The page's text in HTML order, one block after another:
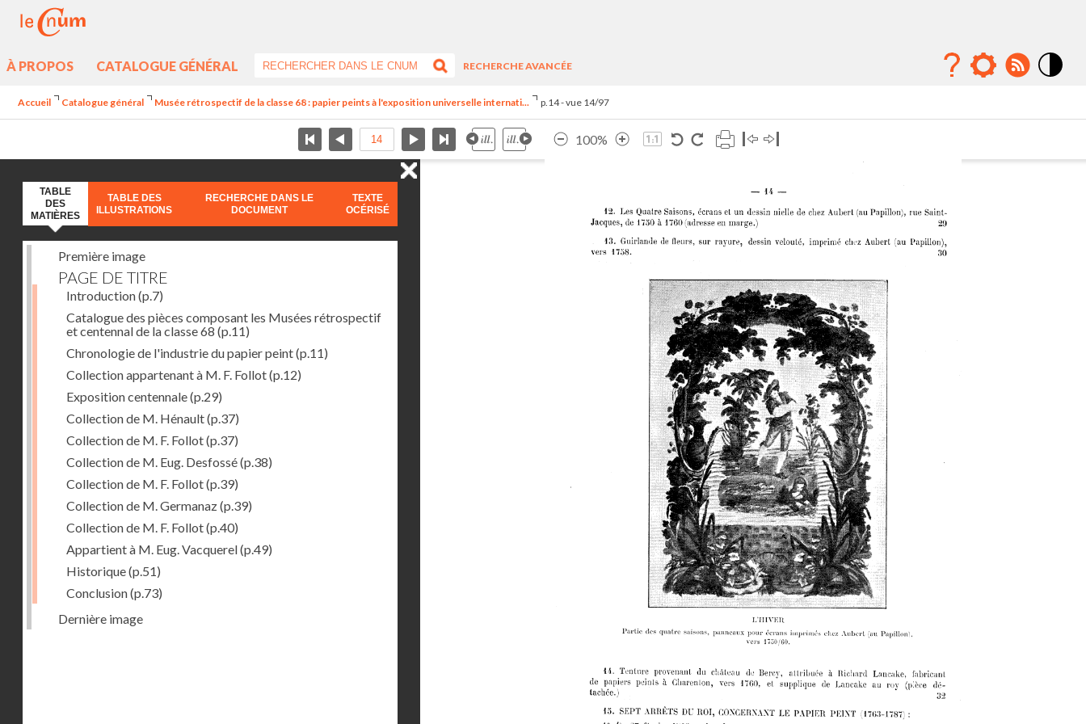
À PROPOS CATALOGUE GÉNÉRAL
RECHERCHE AVANCÉE
Accueil Catalogue général Musée rétrospectif de la classe 68 : papier peints à l'exposition universelle internati... p.14 - vue 14/97
100%
TABLE
DES
MATIÈRES
TABLE DES
ILLUSTRATIONS
RECHERCHE DANS LE
DOCUMENT
TEXTE
OCÉRISÉ
Première image
PAGE DE TITRE
Introduction(p.7)
Catalogue des pièces composant les Musées rétrospectif
et centennal de la classe 68 (p.11)
Chronologie de l'industrie du papier peint(p.11)
Collection appartenant à M. F. Follot(p.12)
Exposition centennale(p.29)
Collection de M. Hénault(p.37)
Collection de M. F. Follot(p.37)
Collection de M. Eug. Desfossé(p.38)
Collection de M. F. Follot(p.39)
Collection de M. Germanaz(p.39)
Collection de M. F. Follot(p.40)
Appartient à M. Eug. Vacquerel(p.49)
Historique(p.51)
Conclusion(p.73)
Dernière image